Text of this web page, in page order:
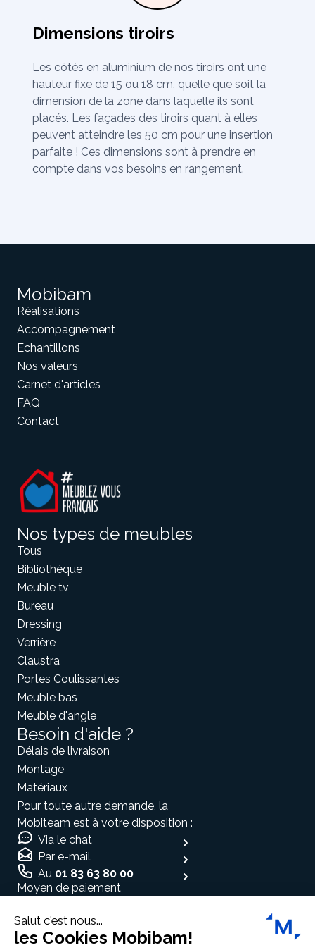
Dimensions tiroirs
Les côtés en aluminium de nos tiroirs ont une
hauteur fixe de 15 ou 18 cm, quelle que soit la
dimension de la zone dans laquelle ils sont
placés. Les façades des tiroirs quant à elles
peuvent atteindre les 50 cm pour une insertion
parfaite ! Ces dimensions sont à prendre en
compte dans vos besoins en rangement.
Mobibam
Réalisations
Accompagnement
Echantillons
Nos valeurs
Carnet d'articles
FAQ
Contact
Nos types de meubles
Tous
Bibliothèque
Meuble tv
Bureau
Dressing
Verrière
Claustra
Portes Coulissantes
Meuble bas
Meuble d'angle
Besoin d'aide ?
Délais de livraison
Montage
Matériaux
Pour toute autre demande, la
Mobiteam est à votre disposition :
Via le chat
Par e-mail
Au 01 83 63 80 00
Moyen de paiement
Salut c'est nous...
les Cookies Mobibam!